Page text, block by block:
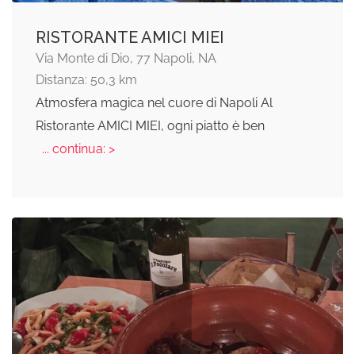
RISTORANTE AMICI MIEI
Via Monte di Dio, 77 Napoli, NA
Distanza: 50,3 km
Atmosfera magica nel cuore di Napoli Al
Ristorante AMICI MIEI, ogni piatto è ben
... continua: >